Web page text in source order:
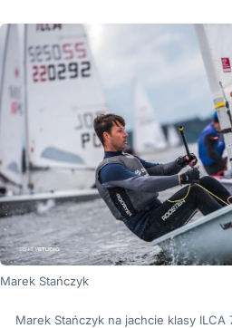
Marek Stańczyk
Marek Stańczyk na jachcie klasy ILCA